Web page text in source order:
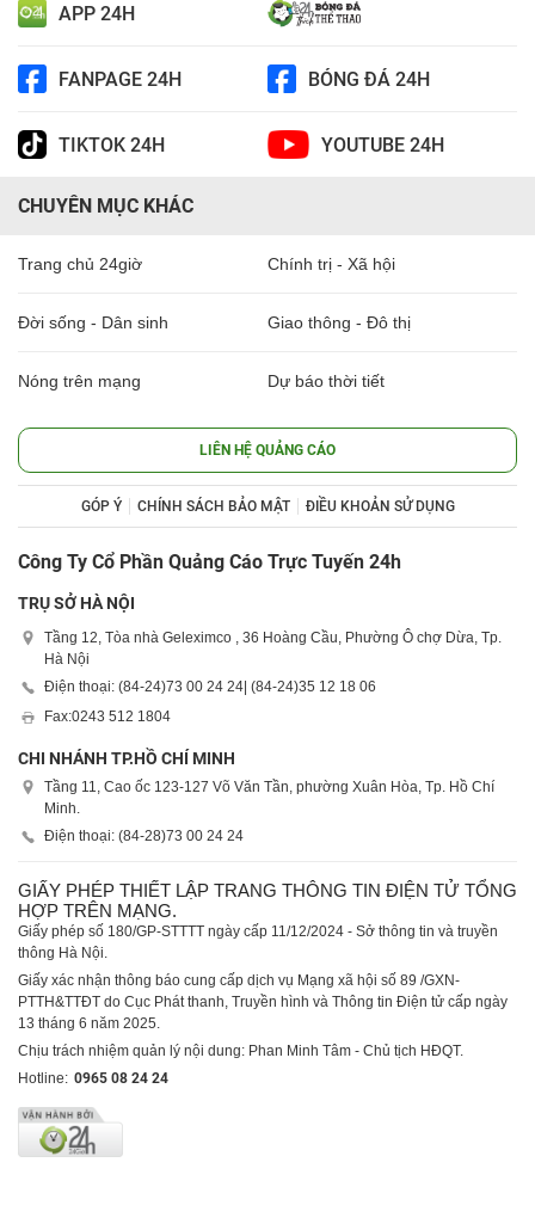
APP 24H
FANPAGE 24H BÓNG ĐÁ 24H
TIKTOK 24H YOUTUBE 24H
CHUYÊN MỤC KHÁC
Trang chủ 24giờ Chính trị - Xã hội
Đời sống - Dân sinh Giao thông - Đô thị
Nóng trên mạng Dự báo thời tiết
LIÊN HỆ QUẢNG CÁO
GÓP Ý CHÍNH SÁCH BẢO MẬT ĐIỀU KHOẢN SỬ DỤNG
Công Ty Cổ Phần Quảng Cáo Trực Tuyến 24h
TRỤ SỞ HÀ NỘI
Tầng 12, Tòa nhà Geleximco , 36 Hoàng Cầu, Phường Ô chợ Dừa, Tp.
Hà Nội
Điện thoại: (84-24)73 00 24 24 | (84-24)35 12 18 06
Fax:0243 512 1804
CHI NHÁNH TP.HỒ CHÍ MINH
Tầng 11, Cao ốc 123-127 Võ Văn Tần, phường Xuân Hòa, Tp. Hồ Chí
Minh.
Điện thoại: (84-28)73 00 24 24
GIẤY PHÉP THIẾT LẬP TRANG THÔNG TIN ĐIỆN TỬ TỔNG
HỢP TRÊN MẠNG.
Giấy phép số 180/GP-STTTT ngày cấp 11/12/2024 - Sở thông tin và truyền
thông Hà Nội.
Giấy xác nhận thông báo cung cấp dịch vụ Mạng xã hội số 89 /GXN-
PTTH&TTĐT do Cục Phát thanh, Truyền hình và Thông tin Điện tử cấp ngày
13 tháng 6 năm 2025.
Chịu trách nhiệm quản lý nội dung: Phan Minh Tâm - Chủ tịch HĐQT.
Hotline: 0965 08 24 24